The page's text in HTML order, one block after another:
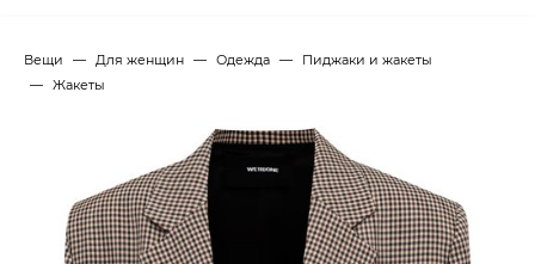
Вещи Для женщин Одежда
Пиджаки и жакеты
Жакеты